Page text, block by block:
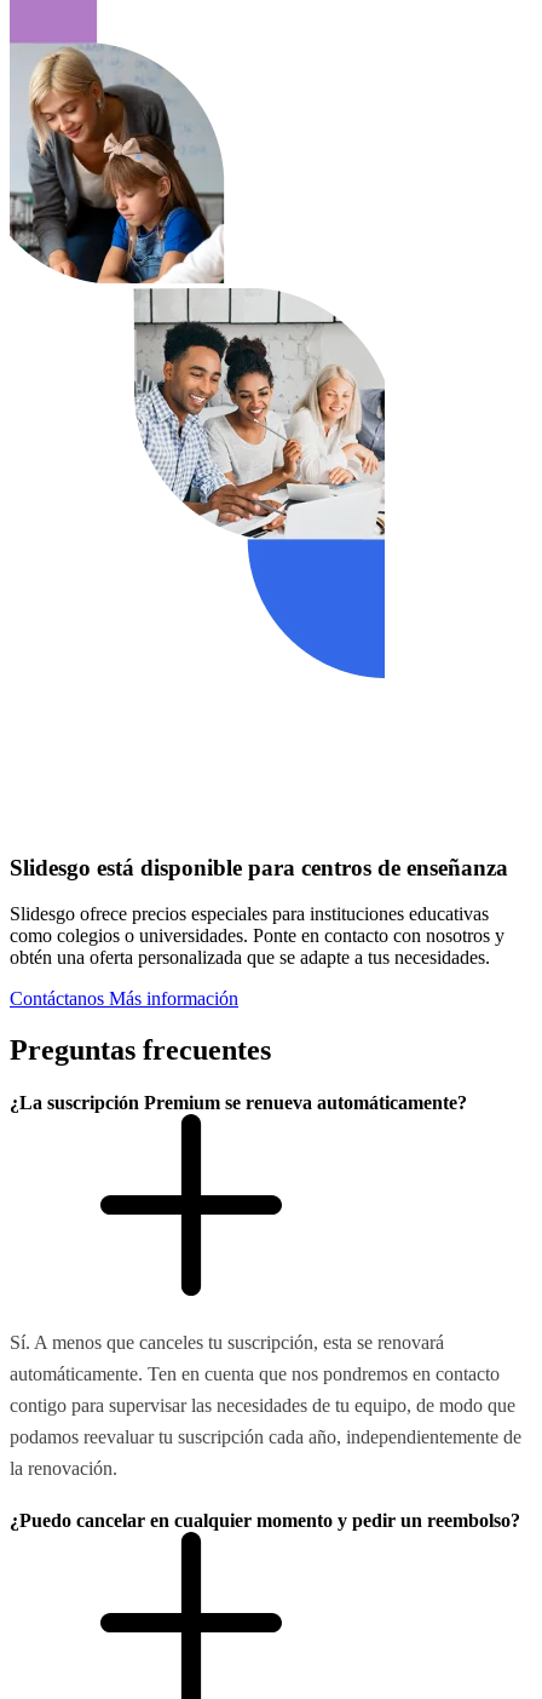
Slidesgo está disponible para centros de enseñanza
Slidesgo ofrece precios especiales para instituciones educativas
como colegios o universidades. Ponte en contacto con nosotros y
obtén una oferta personalizada que se adapte a tus necesidades.
Contáctanos Más información
Preguntas frecuentes
¿La suscripción Premium se renueva automáticamente?
Sí. A menos que canceles tu suscripción, esta se renovará
automáticamente. Ten en cuenta que nos pondremos en contacto
contigo para supervisar las necesidades de tu equipo, de modo que
podamos reevaluar tu suscripción cada año, independientemente de
la renovación.
¿Puedo cancelar en cualquier momento y pedir un reembolso?